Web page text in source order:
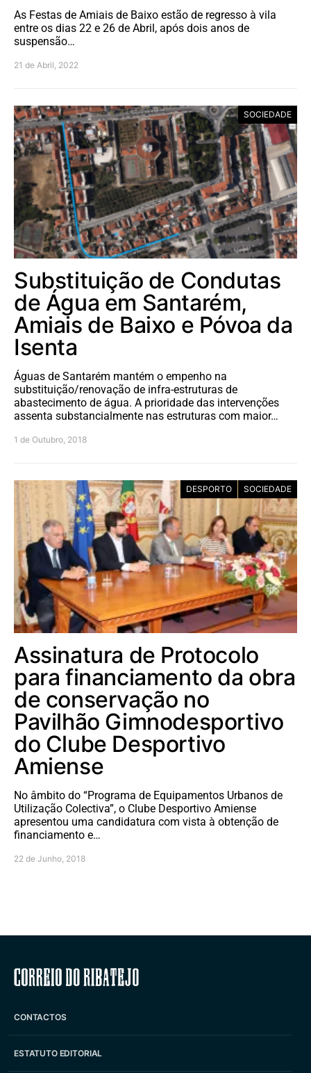
As Festas de Amiais de Baixo estão de regresso à vila
entre os dias 22 e 26 de Abril, após dois anos de
suspensão…
21 de Abril, 2022
SOCIEDADE
Substituição de Condutas
de Água em Santarém,
Amiais de Baixo e Póvoa da
Isenta
Águas de Santarém mantém o empenho na
substituição/renovação de infra-estruturas de
abastecimento de água. A prioridade das intervenções
assenta substancialmente nas estruturas com maior…
1 de Outubro, 2018
DESPORTO SOCIEDADE
Assinatura de Protocolo
para financiamento da obra
de conservação no
Pavilhão Gimnodesportivo
do Clube Desportivo
Amiense
No âmbito do “Programa de Equipamentos Urbanos de
Utilização Colectiva”, o Clube Desportivo Amiense
apresentou uma candidatura com vista à obtenção de
financiamento e…
22 de Junho, 2018
Correio do Ribatejo
CONTACTOS
ESTATUTO EDITORIAL